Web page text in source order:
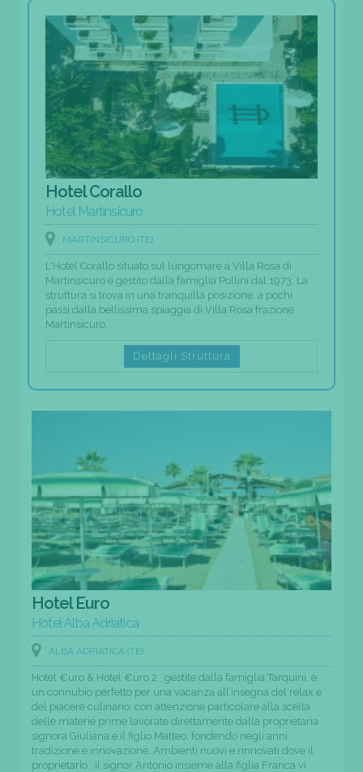
Hotel Corallo
Hotel Martinsicuro
MARTINSICURO (TE)
L'Hotel Corallo situato sul lungomare a Villa Rosa di
Martinsicuro è gestito dalla famiglia Pollini dal 1973. La
struttura si trova in una tranquilla posizione, a pochi
passi dalla bellissima spiaggia di Villa Rosa frazione
Martinsicuro.
Dettagli Struttura
Hotel Euro
Hotel Alba Adriatica
ALBA ADRIATICA (TE)
Hotel €uro & Hotel €uro 2 , gestite dalla famiglia Tarquini, è
un connubio perfetto per una vacanza all’insegna del relax e
del piacere culinario, con attenzione particolare alla scelta
delle materie prime lavorate direttamente dalla proprietaria
signora Giuliana e il figlio Matteo, fondendo negli anni
tradizione e innovazione. Ambienti nuovi e rinnovati dove il
proprietario , il signor Antonio insieme alla figlia Franca vi